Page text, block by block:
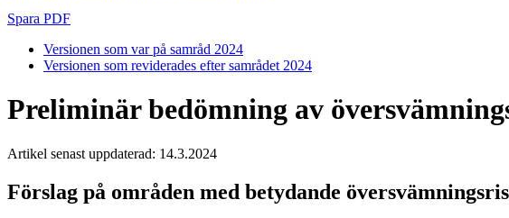
Spara PDF
Versionen som var på samråd 2024
Versionen som reviderades efter samrådet 2024
Preliminär bedömning av
Artikel senast uppdaterad: 14.3.2024
Förslag på områden med betydande